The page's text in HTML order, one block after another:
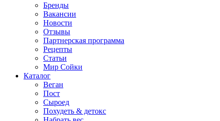
Бренды
Вакансии
Новости
Отзывы
Партнерская программа
Рецепты
Статьи
Мир Сойки
Каталог
Веган
Пост
Сыроед
Похудеть & детокс